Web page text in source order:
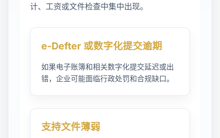
计、工资或文件检查中集中出现。
e-Defter 或数字化提交逾期
如果电子账簿和相关数字化提交延迟或出
错，企业可能面临行政处罚和合规缺口。
支持文件薄弱